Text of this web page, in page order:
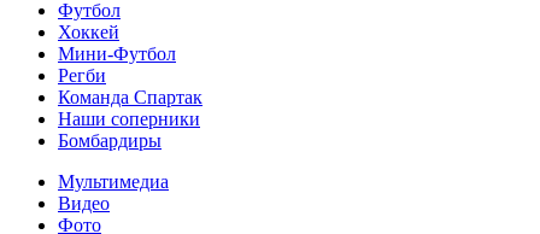
Футбол
Хоккей
Мини-Футбол
Регби
Команда Спартак
Наши соперники
Бомбардиры
Мультимедиа
Видео
Фото